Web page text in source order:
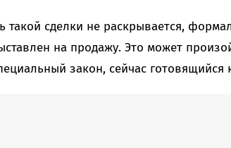
такой сделки не раскрывается,
на продажу. Это может
закон, сейчас готовящийся